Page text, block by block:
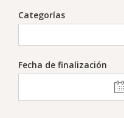
Categorías
Fecha de finalización